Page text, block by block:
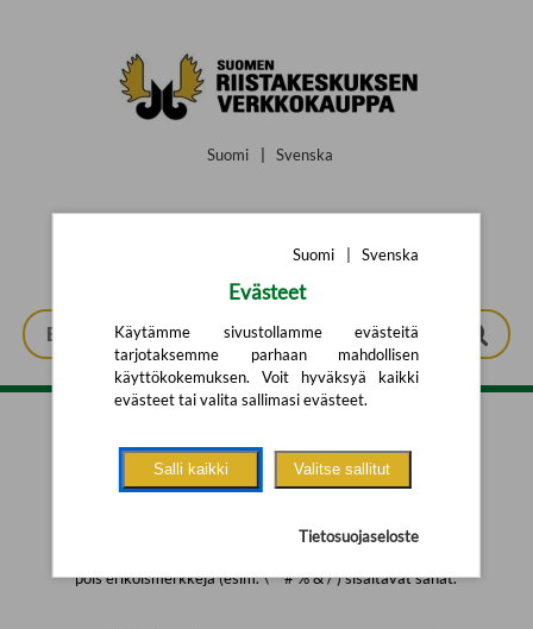
Suomi Svenska
Tarkennettu haku
pois erikoismerkkejä (esim. \' " # % & / ) sisältävät sanat.
Suomi Svenska
Evästeet
Käytämme sivustollamme evästeitä
tarjotaksemme parhaan mahdollisen
käyttökokemuksen. Voit hyväksyä kaikki
evästeet tai valita sallimasi evästeet.
Salli kaikki Valitse sallitut
Tietosuojaseloste